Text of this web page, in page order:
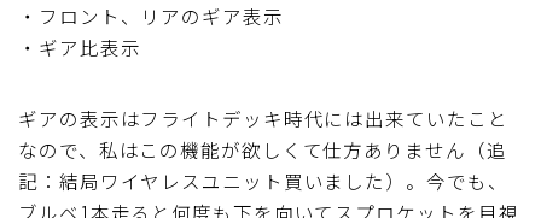
・フロント、リアのギア表示
・ギア比表示
ギアの表示はフライトデッキ時代には出来ていたこと
なので、私はこの機能が欲しくて仕方ありません（追
記：結局ワイヤレスユニット買いました）。今でも、
ブルベ1本走ると何度も下を向いてスプロケットを目視